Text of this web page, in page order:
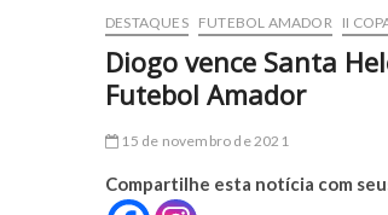
DESTAQUES FUTEBOL AMADOR II
Diogo vence Santa
Futebol Amador
15 de novembro de 2021
Compartilhe esta notícia com